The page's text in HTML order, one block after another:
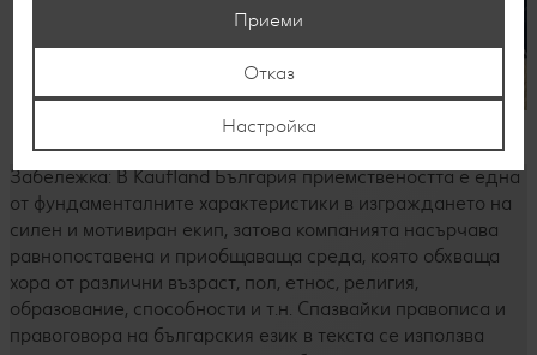
Забележка: В Kaufland България приемствеността е една
от фундаменталните характеристики в изграждането на
силен и мотивиран екип, затова компанията насърчава
равнопоставена и приобщаваща среда, която обхваща
хора от различни възраст, пол, етнос, религия,
образование, способности и т.н. Спазвайки правописа и
правоговора на българския език в текста се използва
Отказ
Приеми
Настройка